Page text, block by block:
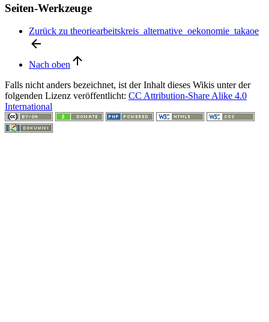
Seiten-Werkzeuge
Zurück zu theoriearbeitskreis_alternative_oekonomie_takaoe
Nach oben
Falls nicht anders bezeichnet, ist der Inhalt dieses Wikis unter der
folgenden Lizenz veröffentlicht: CC Attribution-Share Alike 4.0
International